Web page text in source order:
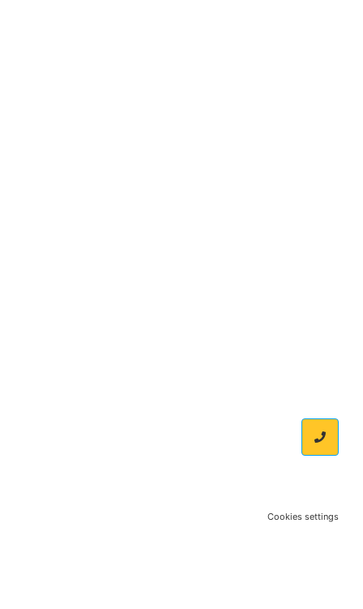
Cookies settings